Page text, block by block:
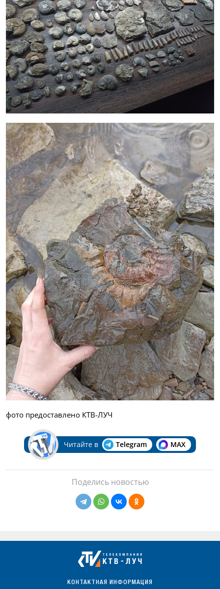
фото предоставлено КТВ-ЛУЧ
Читайте в Telegram MAX
Поделись новостью
КОНТАКТНАЯ ИНФОРМАЦИЯ